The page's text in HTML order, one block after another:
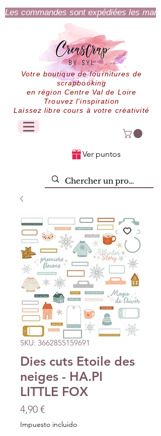
Les commandes sont expédiées les
Votre boutique de fournitures de
scrapbooking
en région Centre Val de Loire
Trouvez l'inspiration
Laissez libre cours à votre créativité
Ver puntos
SKU: 3662855159691
Dies cuts Etoile des
neiges - HA.PI
LITTLE FOX
4,90 €Precio
Impuesto incluido